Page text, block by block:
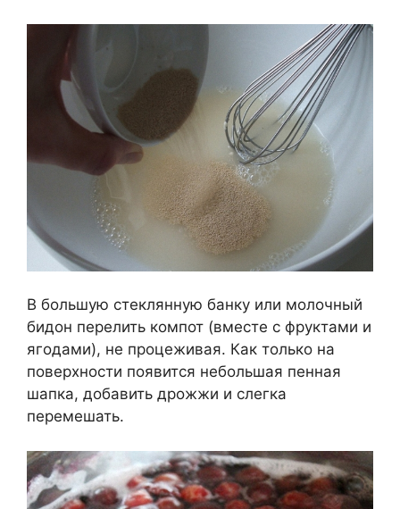
В большую стеклянную банку или молочный
бидон перелить компот (вместе с фруктами и
ягодами), не процеживая. Как только на
поверхности появится небольшая пенная
шапка, добавить дрожжи и слегка
перемешать.